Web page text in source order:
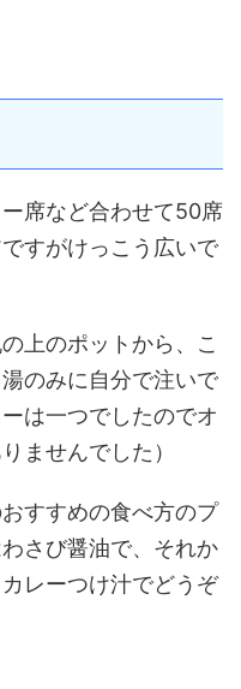
席など合わせて50席
すがけっこう広いで
上のポットから、こ
のみに自分で注いで
は一つでしたのでオ
ませんでした）
すすめの食べ方のプ
さび醤油で、それか
レーつけ汁でどうぞ